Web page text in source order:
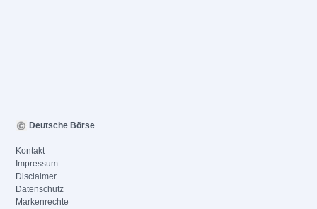
Deutsche Börse
Kontakt
Impressum
Disclaimer
Datenschutz
Markenrechte